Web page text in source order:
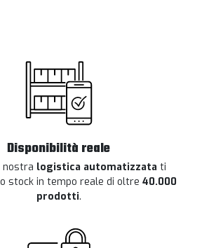
Disponibilità reale
nostra logistica automatizzata ti
stock in tempo reale di oltre 40.000
prodotti.